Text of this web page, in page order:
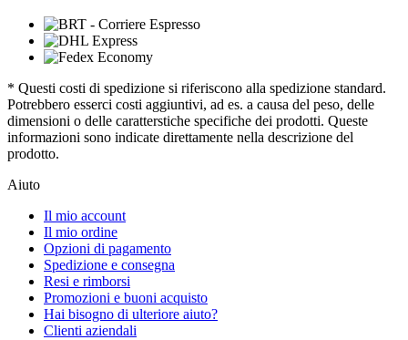
* Questi costi di spedizione si riferiscono alla spedizione standard.
Potrebbero esserci costi aggiuntivi, ad es. a causa del peso, delle
dimensioni o delle caratterstiche specifiche dei prodotti. Queste
informazioni sono indicate direttamente nella descrizione del
prodotto.
Aiuto
Il mio account
Il mio ordine
Opzioni di pagamento
Spedizione e consegna
Resi e rimborsi
Promozioni e buoni acquisto
Hai bisogno di ulteriore aiuto?
Clienti aziendali